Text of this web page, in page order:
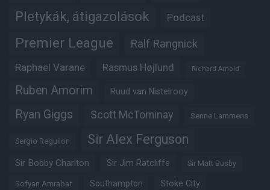
Pletykák, átigazolások Podcast
Premier League Ralf Rangnick
Raphaël Varane Rasmus Højlund Richard Arnold
Ruben Amorim Ruud van Nistelrooy
Ryan Giggs Scott McTominay Senne Lammens
Sergio Reguilon Sir Alex Ferguson
Sir Bobby Charlton Sir Jim Ratcliffe Sir Matt Busby
Sofyan Amrabat Southampton Stoke City